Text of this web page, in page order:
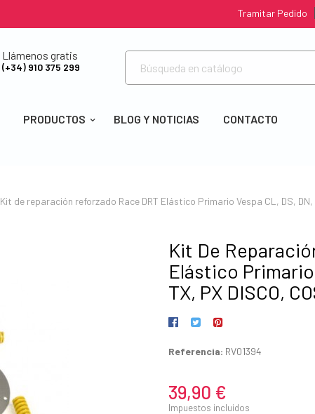
Tramitar Pedido
Llámenos gratis
(+34) 910 375 299
PRODUCTOS BLOG Y NOTICIAS CONTACTO
Kit de reparación reforzado Race DRT Elástico Primario Vespa CL, DS, DN,
Kit De
Elástico Primario
TX, PX DISCO,
Referencia: RV01394
39,90 €
Impuestos incluidos